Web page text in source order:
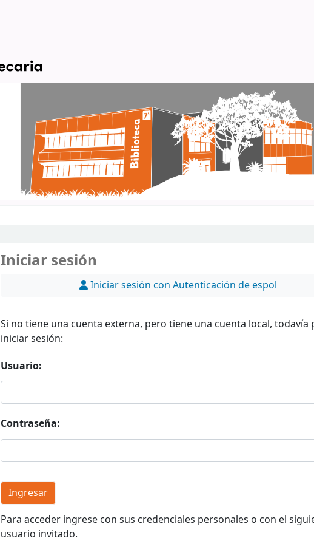
Iniciar sesión
Iniciar sesión con Autenticación de espol
Si no tiene una cuenta externa, pero tiene una cuenta local, todavía
iniciar sesión:
Usuario:
Contraseña:
Para acceder ingrese con sus credenciales personales o con el
usuario invitado.